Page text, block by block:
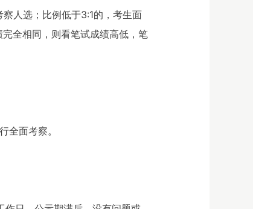
人选；比例低于3:1的，考生面
全相同，则看笔试成绩高低，笔
全面考察。